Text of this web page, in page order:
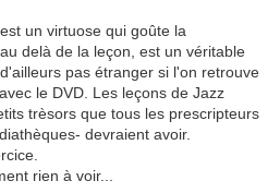
un virtuose qui goûte la
delà de la leçon, est un véritable
pas étranger si l'on retrouve
le DVD. Les leçons de Jazz
trèsors que tous les prescripteurs
devraient avoir.
rien à voir...